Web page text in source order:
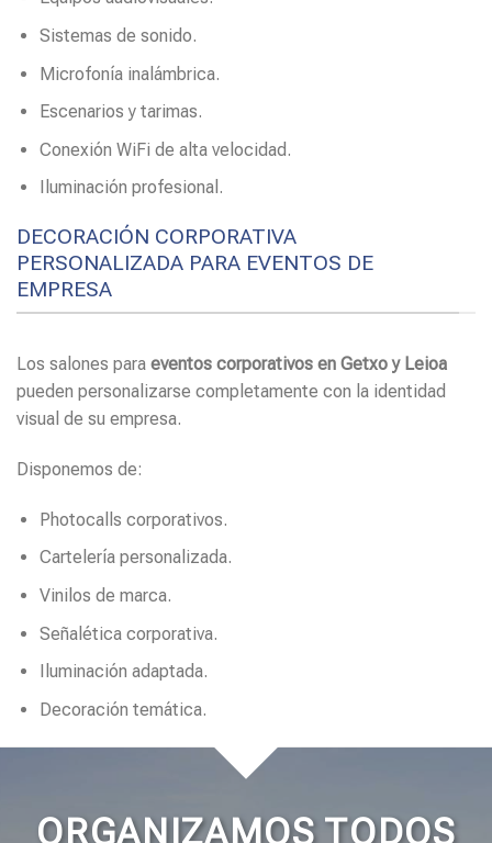
Sistemas de sonido.
Microfonía inalámbrica.
Escenarios y tarimas.
Conexión WiFi de alta velocidad.
Iluminación profesional.
DECORACIÓN CORPORATIVA
PERSONALIZADA PARA EVENTOS DE
EMPRESA
Los salones para eventos corporativos en Getxo y Leioa
pueden personalizarse completamente con la identidad
visual de su empresa.
Disponemos de:
Photocalls corporativos.
Cartelería personalizada.
Vinilos de marca.
Señalética corporativa.
Iluminación adaptada.
Decoración temática.
ORGANIZAMOS TODOS